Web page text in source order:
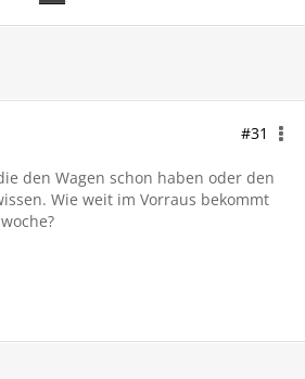
#31
den Wagen schon haben oder den
Wie weit im Vorraus bekommt